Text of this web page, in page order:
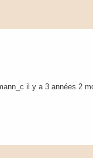
il y a 3 années 2